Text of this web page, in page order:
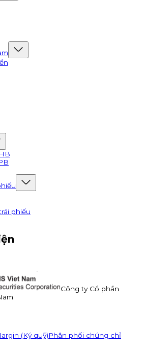
phiếu
Công ty Cổ phần
(Ký quỹ)Phân phối chứng chỉ